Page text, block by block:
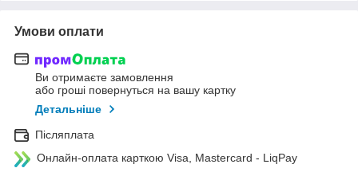
Умови оплати
Ви отримаєте замовлення
або гроші повернуться на вашу картку
Детальніше
Післяплата
Онлайн-оплата карткою Visa, Mastercard - LiqPay